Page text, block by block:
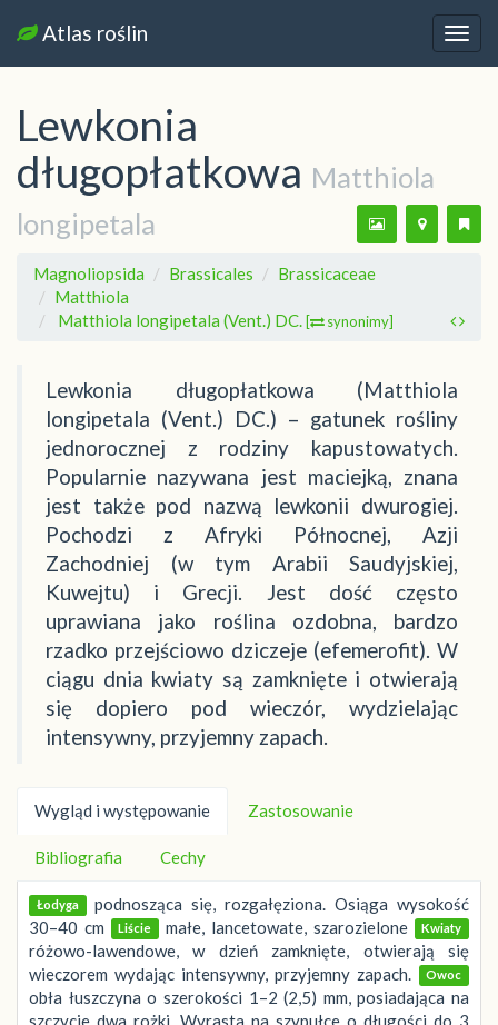
Atlas roślin
Lewkonia
długopłatkowa Matthiola
longipetala
Magnoliopsida Brassicales
Brassicaceae
Matthiola
Matthiola longipetala (Vent.) DC. [ synonimy]
Lewkonia długopłatkowa (Matthiola
longipetala (Vent.) DC.) – gatunek rośliny
jednorocznej z rodziny kapustowatych.
Popularnie nazywana jest maciejką, znana
jest także pod nazwą lewkonii dwurogiej.
Pochodzi z Afryki Północnej, Azji
Zachodniej (w tym Arabii Saudyjskiej,
Kuwejtu) i Grecji. Jest dość często
uprawiana jako roślina ozdobna, bardzo
rzadko przejściowo dziczeje (efemerofit). W
ciągu dnia kwiaty są zamknięte i otwierają
się dopiero pod wieczór, wydzielając
intensywny, przyjemny zapach.
Wygląd i występowanie Zastosowanie
Bibliografia Cechy
Łodyga podnosząca się, rozgałęziona. Osiąga wysokość
30–40 cm
Liście małe, lancetowate, szarozielone Kwiaty
różowo-lawendowe, w dzień zamknięte, otwierają się
wieczorem wydając intensywny, przyjemny zapach.
Owoc
obła łuszczyna o szerokości 1–2 (2,5) mm, posiadająca na
szczycie dwa rożki. Wyrasta na szypułce o długości do 3